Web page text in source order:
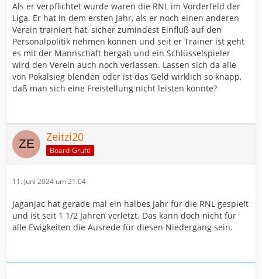
Als er verpflichtet wurde waren die RNL im Vorderfeld der
Liga. Er hat in dem ersten Jahr, als er noch einen anderen
Verein trainiert hat, sicher zumindest Einfluß auf den
Personalpolitik nehmen können und seit er Trainer ist geht
es mit der Mannschaft bergab und ein Schlüsselspieler
wird den Verein auch noch verlassen. Lassen sich da alle
von Pokalsieg blenden oder ist das Geld wirklich so knapp,
daß man sich eine Freistellung nicht leisten könnte?
Zeitzi20
Board-Grufti
11. Juni 2024 um 21:04
Jaganjac hat gerade mal ein halbes Jahr für die RNL gespielt
und ist seit 1 1/2 Jahren verletzt. Das kann doch nicht für
alle Ewigkeiten die Ausrede für diesen Niedergang sein.